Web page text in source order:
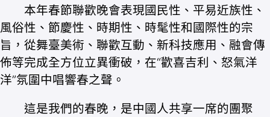
本年春節聯歡晚會表現國民性、平易近族性、
風俗性、節慶性、時期性、時髦性和國際性的宗
旨，從舞臺美術、聯歡互動、新科技應用、融會傳
佈等完成全方位立異衝破，在“歡喜吉利、怒氣洋
洋”氛圍中唱響春之聲。
這是我們的春晚，是中國人共享一席的團聚